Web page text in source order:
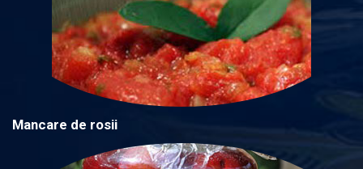
Mancare de rosii